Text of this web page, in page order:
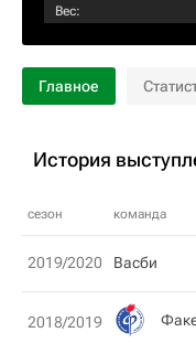
Вес:
Главное
История
сезон команда
2019/2020 Васби
2018/2019